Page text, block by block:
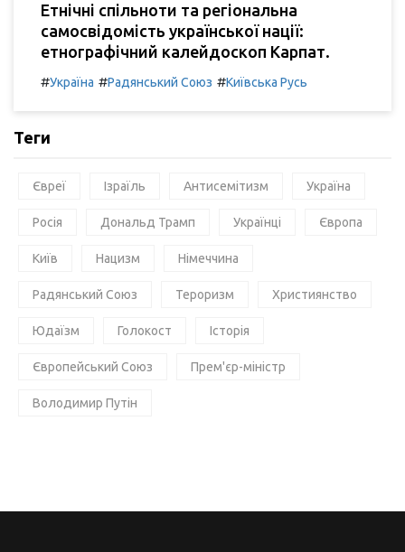
Етнічні спільноти та регіональна
самосвідомість української нації:
етнографічний калейдоскоп Карпат.
#Україна #Радянський Союз #Київська Русь
Теги
Євреї Ізраїль Антисемітизм Україна
Росія Дональд Трамп Українці Європа
Київ Нацизм Німеччина
Радянський Союз Тероризм Християнство
Юдаїзм Голокост Історія
Європейський Союз Прем'єр-міністр
Володимир Путін